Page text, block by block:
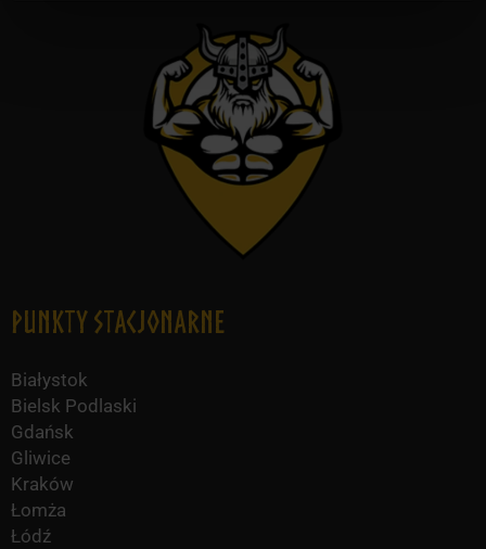
Punkty Stacjonarne
Białystok
Bielsk Podlaski
Gdańsk
Gliwice
Kraków
Łomża
Łódź